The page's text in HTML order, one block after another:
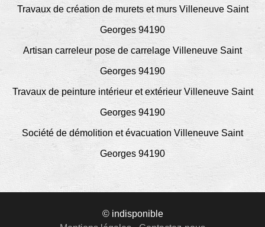
Travaux de création de murets et murs Villeneuve Saint
Georges 94190
Artisan carreleur pose de carrelage Villeneuve Saint
Georges 94190
Travaux de peinture intérieur et extérieur Villeneuve Saint
Georges 94190
Société de démolition et évacuation Villeneuve Saint
Georges 94190
© indisponible